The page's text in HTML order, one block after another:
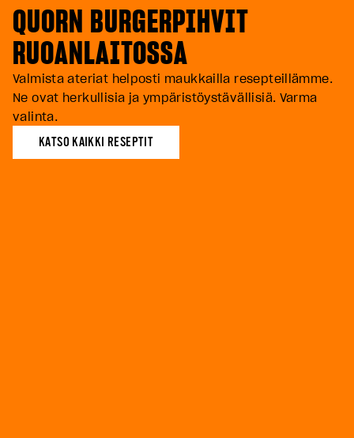
QUORN BURGERPIHVIT
RUOANLAITOSSA
Valmista ateriat helposti maukkailla resepteillämme.
Ne ovat herkullisia ja ympäristöystävällisiä. Varma
valinta.
KATSO KAIKKI RESEPTIT